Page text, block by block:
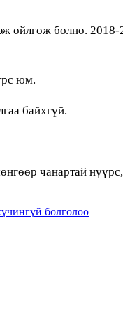
ойлгож болно.
юм.
байхгүй.
чанартай
болголоо